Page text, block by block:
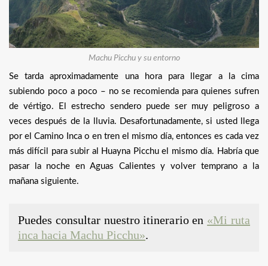
Machu Picchu y su entorno
Se tarda aproximadamente una hora para llegar a la cima
subiendo poco a poco – no se recomienda para quienes sufren
de vértigo. El estrecho sendero puede ser muy peligroso a
veces después de la lluvia. Desafortunadamente, si usted llega
por el Camino Inca o en tren el mismo día, entonces es cada vez
más difícil para subir al Huayna Picchu el mismo día. Habría que
pasar la noche en Aguas Calientes y volver temprano a la
mañana siguiente.
Puedes consultar nuestro itinerario en «Mi ruta
inca hacia Machu Picchu».